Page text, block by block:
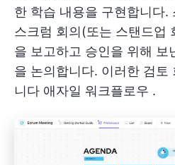
한 학습 내용을 구현합니다.
스크럼 회의(또는 스탠드업
을 보고하고 승인을 위해 보
을 논의합니다. 이러한 검토
니다 애자일 워크플로우 .